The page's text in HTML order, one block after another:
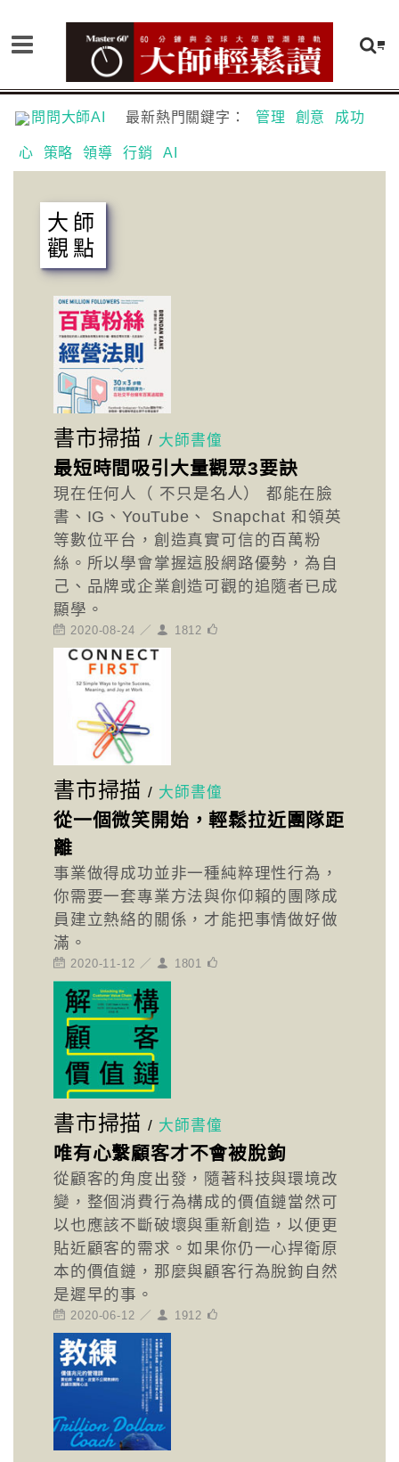
問問大師AI 最新熱門關鍵字： 管理 創意 成功
心 策略 領導 行銷 AI
大師
觀點
書市掃描 / 大師書僮
最短時間吸引大量觀眾3要訣
現在任何人（ 不只是名人） 都能在臉
書、IG、YouTube、 Snapchat 和領英
等數位平台，創造真實可信的百萬粉
絲。所以學會掌握這股網路優勢，為自
己、品牌或企業創造可觀的追隨者已成
顯學。
2020-08-24 ／ 1812
書市掃描 / 大師書僮
從一個微笑開始，輕鬆拉近團隊距
離
事業做得成功並非一種純粹理性行為，
你需要一套專業方法與你仰賴的團隊成
員建立熱絡的關係，才能把事情做好做
滿。
2020-11-12 ／ 1801
書市掃描 / 大師書僮
唯有心繫顧客才不會被脫鉤
從顧客的角度出發，隨著科技與環境改
變，整個消費行為構成的價值鏈當然可
以也應該不斷破壞與重新創造，以便更
貼近顧客的需求。如果你仍一心捍衛原
本的價值鏈，那麼與顧客行為脫鉤自然
是遲早的事。
2020-06-12 ／ 1912